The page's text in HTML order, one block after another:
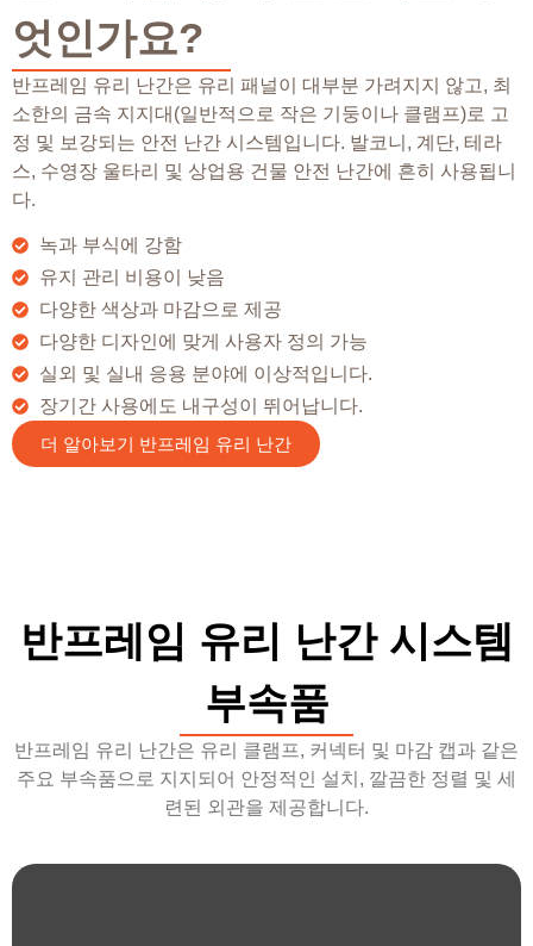
엇인가요?
반프레임 유리 난간은 유리 패널이 대부분 가려지지 않고, 최
소한의 금속 지지대(일반적으로 작은 기둥이나 클램프)로 고
정 및 보강되는 안전 난간 시스템입니다. 발코니, 계단, 테라
스, 수영장 울타리 및 상업용 건물 안전 난간에 흔히 사용됩니
다.
녹과 부식에 강함
유지 관리 비용이 낮음
다양한 색상과 마감으로 제공
다양한 디자인에 맞게 사용자 정의 가능
실외 및 실내 응용 분야에 이상적입니다.
장기간 사용에도 내구성이 뛰어납니다.
더 알아보기 반프레임 유리 난간
반프레임 유리 난간 시스템
부속품
반프레임 유리 난간은 유리 클램프, 커넥터 및 마감 캡과 같은
주요 부속품으로 지지되어 안정적인 설치, 깔끔한 정렬 및 세
련된 외관을 제공합니다.